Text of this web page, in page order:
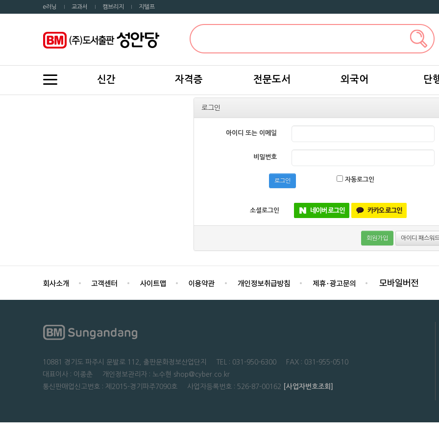
e러닝 교과서 캠브리지 지텔프
신간 자격증 전문도서 외국어 단
로그인
아이디 또는 이메일
비밀번호
로그인 자동로그인
소셜로그인
회원가입 아이디 패스워
10881 경기도 파주시 문발로 112, 출판문화정보산업단지 TEL : 031-950-6300 FAX : 031-955-0510
대표이사 : 이종춘 개인정보관리자 : 노수현 shop@cyber.co.kr
통신판매업신고번호 : 제2015-경기파주7090호 사업자등록번호 : 526-87-00162
[사업자번호조회]